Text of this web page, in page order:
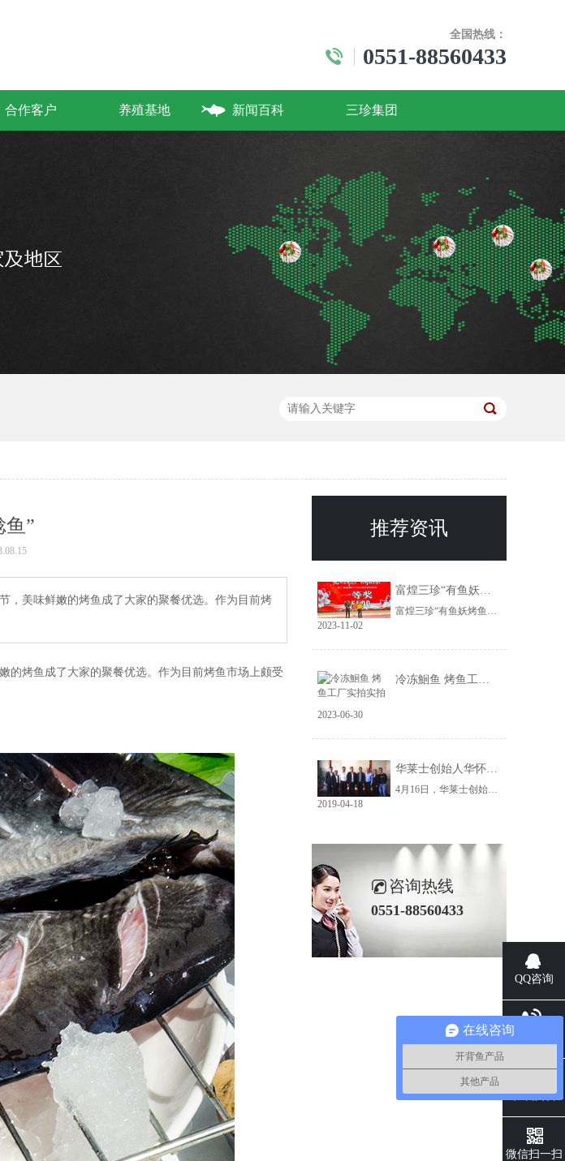
全国热线：
0551-88560433
合作客户 养殖基地 新闻百科 三珍集团
鱼”
，美味鲜嫩的烤鱼成了大家的聚餐优选。作为目前烤
的烤鱼成了大家的聚餐优选。作为目前烤鱼市场上颇受
推荐资讯
富煌三珍“有鱼妖烤鱼”荣获巢湖市十佳好网货一等奖
富煌三珍“有鱼妖烤鱼”荣获巢湖市十佳好网货一等奖
2023-11-02
冷冻鮰鱼 烤鱼工厂实拍实拍
2023-06-30
华莱士创始人华怀庆、半天妖餐饮董事长耿元善一行莅临三珍参观考察
4月16日，华莱士创始人华怀庆、半天妖餐饮董事长耿元善一行莅临富煌三珍参观考察，三珍公司董事长张波涛热情接待来访一行，总经理付兆琦、常务副总倪宝友陪同参观。
2019-04-18
咨询热线
0551-88560433
QQ咨询
电话咨询
在线留言
微信扫一扫
在线咨询
开背鱼产品
其他产品